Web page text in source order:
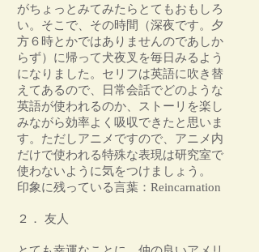
がちょっとみてみたらとてもおもしろ
い。そこで、その時間（深夜です。夕
方６時とかではありませんのであしか
らず）に帰って犬夜叉を毎日みるよう
になりました。セリフは英語に吹き替
えてあるので、日常会話でどのような
英語が使われるのか、ストーリを楽し
みながら効率よく吸収できたと思いま
す。ただしアニメですので、アニメ内
だけで使われる特殊な表現は研究室で
使わないように気をつけましょう。
印象に残っている言葉：Reincarnation
２． 友人